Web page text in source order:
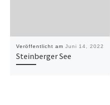
Veröffentlicht am Juni 14, 2022
Steinberger See